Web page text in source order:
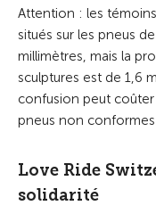
Attention : les témoins
situés sur les pneus
millimètres, mais la
sculptures est de 1,6
confusion peut
pneus non conformes
Love Ride
solidarité